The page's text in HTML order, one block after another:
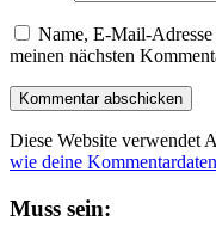
Name, E-Mail-
meinen nächsten
Diese Website verwendet
wie deine
Muss sein: